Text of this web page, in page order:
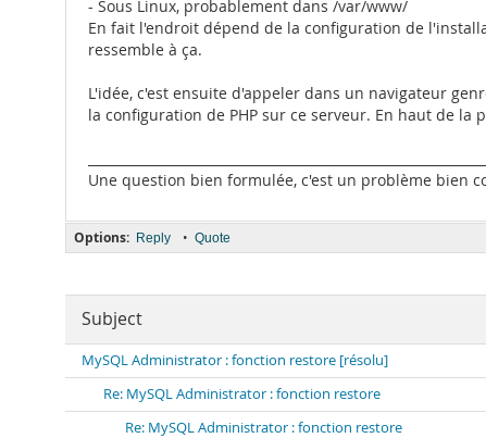
- Sous Linux, probablement dans /var/www/
En fait l'endroit dépend de la configuration de
ressemble à ça.
L'idée, c'est ensuite d'appeler dans un navigateur
la configuration de PHP sur ce serveur. En haut de
Une question bien formulée, c'est un problème bien
Options: Reply • Quote
Subject
MySQL Administrator : fonction restore [résolu]
Re: MySQL Administrator : fonction restore
Re: MySQL Administrator : fonction restore